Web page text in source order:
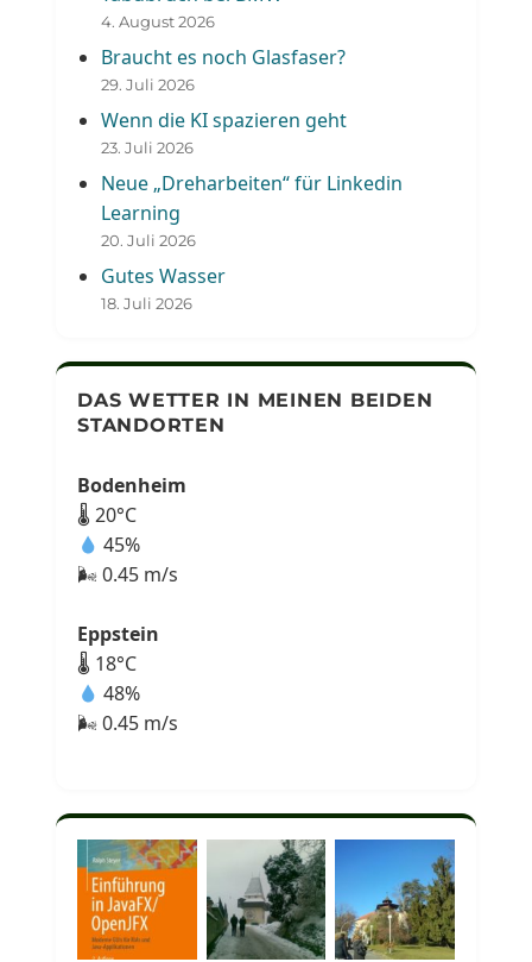
4. August 2026
Braucht es noch Glasfaser?
29. Juli 2026
Wenn die KI spazieren geht
23. Juli 2026
Neue „Dreharbeiten“ für Linkedin
Learning
20. Juli 2026
Gutes Wasser
18. Juli 2026
DAS WETTER IN MEINEN BEIDEN
STANDORTEN
Bodenheim
🌡 20°C
45%
🌬 0.45 m/s
Eppstein
🌡 18°C
48%
🌬 0.45 m/s